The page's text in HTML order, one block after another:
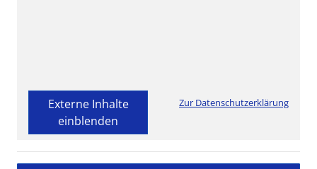
Externe Inhalte
einblenden
Zur Datenschutzerklärung